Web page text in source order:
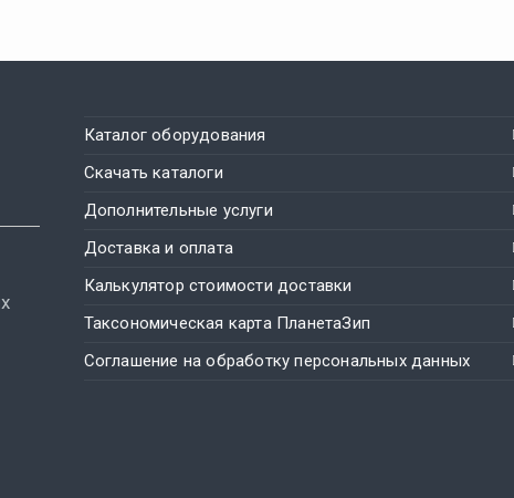
Каталог оборудования
Скачать каталоги
Дополнительные услуги
Доставка и оплата
Калькулятор стоимости доставки
Таксономическая карта ПланетаЗип
Соглашение на обработку персональных данных